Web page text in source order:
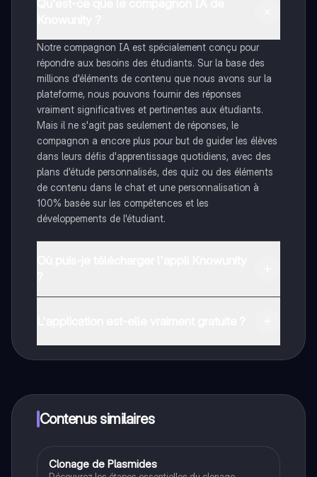
Notre compagnon IA est spécialement conçu pour
répondre aux besoins des étudiants. Sur la base des
millions d'éléments de contenu que nous avons sur la
plateforme, nous pouvons fournir des réponses
vraiment significatives et pertinentes aux étudiants.
Mais il ne s'agit pas seulement de réponses, le
compagnon a encore plus pour but de guider les élèves
dans leurs défis d'apprentissage quotidiens, avec des
plans d'étude personnalisés, des quiz ou des éléments
de contenu dans le chat et une personnalisation à
100% basée sur les compétences et les
développements de l'étudiant.
limites!
Contenus similaires
STL
Clonage de Plasmides